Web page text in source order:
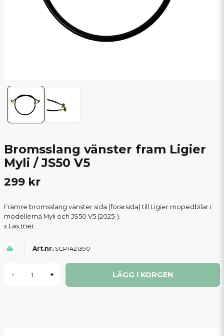
Bromsslang vänster fram Ligier
Myli / JS50 V5
299 kr
Främre bromsslang vänster sida (förarsida) till Ligier mopedbilar i
modellerna Myli och JS50 V5 (2025-).
Läs mer
SCP1421390
- + LÄGG I KORGEN